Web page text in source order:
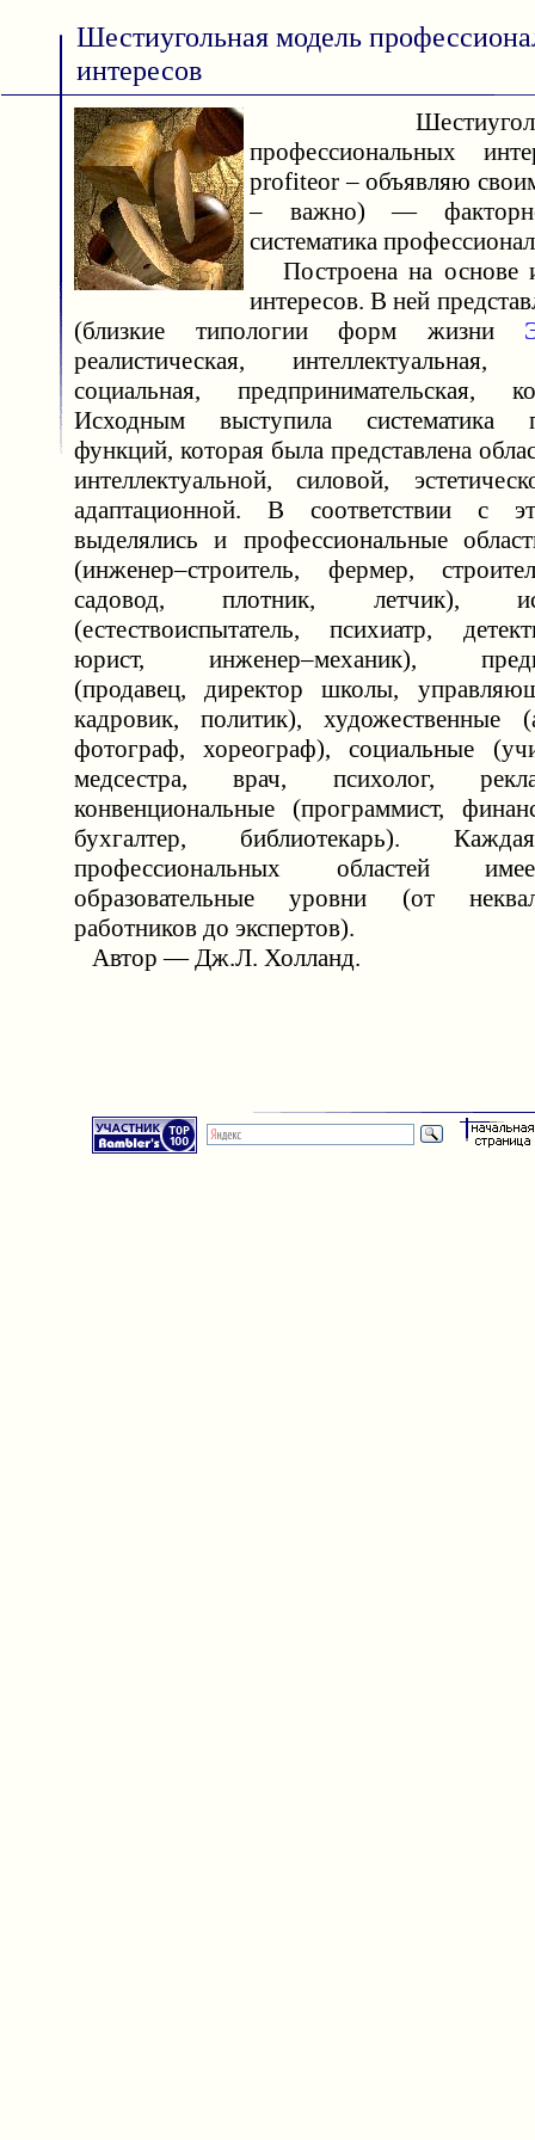
Шестиугольная модель
интересов
профессиональных
profiteor – объявляю
– важно) —
систематика
Построена на основе
интересов. В ней
(близкие типологии форм жизни
реалистическая, интеллектуальная,
социальная, предпринимательская,
Исходным выступила систематика
функций, которая была представлена
интеллектуальной, силовой,
адаптационной. В соответствии с
выделялись и профессиональные
(инженер–строитель, фермер,
садовод, плотник, летчик),
(естествоиспытатель, психиатр,
юрист, инженер–механик),
(продавец, директор школы,
кадровик, политик), художественные
фотограф, хореограф), социальные
медсестра, врач, психолог,
конвенциональные (программист,
бухгалтер, библиотекарь).
профессиональных областей
образовательные уровни (от
работников до экспертов).
Автор — Дж.Л. Холланд.